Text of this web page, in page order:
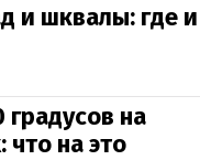
и шквалы: где и
на
на это